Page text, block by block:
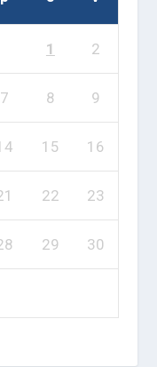
1 2
7 8 9
15 16
22 23
29 30